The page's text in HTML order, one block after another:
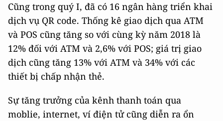
Cũng trong quý I, đã có 16 ngân hàng triển khai
dịch vụ QR code. Thống kê giao dịch qua ATM
và POS cũng tăng so với cùng kỳ năm 2018 là
12% đối với ATM và 2,6% với POS; giá trị giao
dịch cũng tăng 13% với ATM và 34% với các
thiết bị chấp nhận thẻ.
Sự tăng trưởng của kênh thanh toán qua
moblie, internet, ví điện tử cũng diễn ra ổn